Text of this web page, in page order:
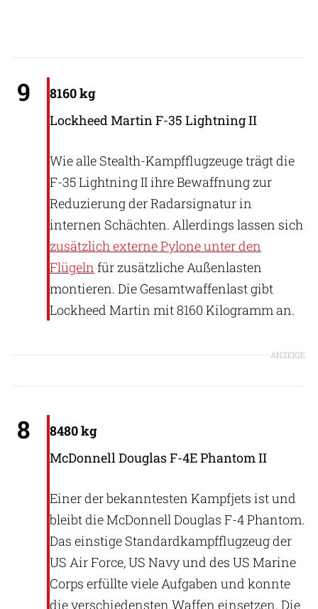
9
8160 kg
Lockheed Martin F-35 Lightning II
Wie alle Stealth-Kampfflugzeuge trägt die
F-35 Lightning II ihre Bewaffnung zur
Reduzierung der Radarsignatur in
internen Schächten. Allerdings lassen sich
zusätzlich externe Pylone unter den
Flügeln für zusätzliche Außenlasten
montieren. Die Gesamtwaffenlast gibt
Lockheed Martin mit 8160 Kilogramm an.
ANZEIGE
8
8480 kg
McDonnell Douglas F-4E Phantom II
Einer der bekanntesten Kampfjets ist und
bleibt die McDonnell Douglas F-4 Phantom.
Das einstige Standardkampfflugzeug der
US Air Force, US Navy und des US Marine
Corps erfüllte viele Aufgaben und konnte
die verschiedensten Waffen einsetzen. Die